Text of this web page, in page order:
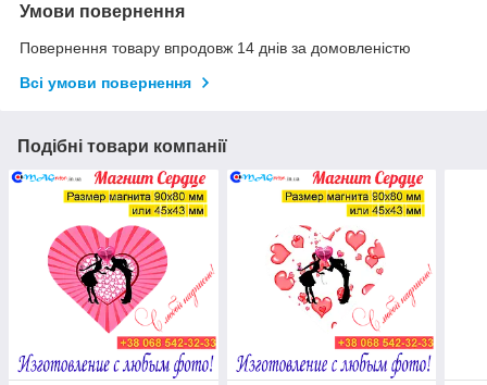
Умови повернення
Повернення товару впродовж 14 днів за домовленістю
Всі умови повернення
Подібні товари компанії